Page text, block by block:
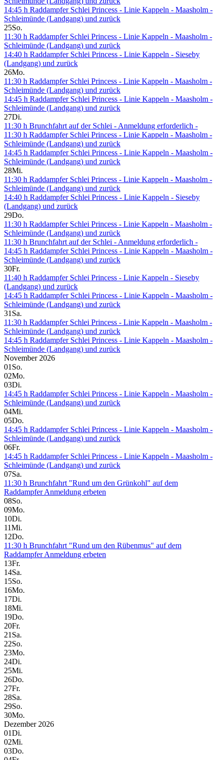
14:45 h Raddampfer Schlei Princess - Linie Kappeln - Maasholm -
Schleimünde (Landgang) und zurück
25So.
11:30 h Raddampfer Schlei Princess - Linie Kappeln - Maasholm -
Schleimünde (Landgang) und zurück
14:40 h Raddampfer Schlei Princess - Linie Kappeln - Sieseby
(Landgang) und zurück
26Mo.
11:30 h Raddampfer Schlei Princess - Linie Kappeln - Maasholm -
Schleimünde (Landgang) und zurück
14:45 h Raddampfer Schlei Princess - Linie Kappeln - Maasholm -
Schleimünde (Landgang) und zurück
27Di.
11:30 h Brunchfahrt auf der Schlei - Anmeldung erforderlich -
11:30 h Raddampfer Schlei Princess - Linie Kappeln - Maasholm -
Schleimünde (Landgang) und zurück
14:45 h Raddampfer Schlei Princess - Linie Kappeln - Maasholm -
Schleimünde (Landgang) und zurück
28Mi.
11:30 h Raddampfer Schlei Princess - Linie Kappeln - Maasholm -
Schleimünde (Landgang) und zurück
14:40 h Raddampfer Schlei Princess - Linie Kappeln - Sieseby
(Landgang) und zurück
29Do.
11:30 h Raddampfer Schlei Princess - Linie Kappeln - Maasholm -
Schleimünde (Landgang) und zurück
11:30 h Brunchfahrt auf der Schlei - Anmeldung erforderlich -
14:45 h Raddampfer Schlei Princess - Linie Kappeln - Maasholm -
Schleimünde (Landgang) und zurück
30Fr.
11:40 h Raddampfer Schlei Princess - Linie Kappeln - Sieseby
(Landgang) und zurück
14:45 h Raddampfer Schlei Princess - Linie Kappeln - Maasholm -
Schleimünde (Landgang) und zurück
31 Sa.
11:30 h Raddampfer Schlei Princess - Linie Kappeln - Maasholm -
Schleimünde (Landgang) und zurück
14:45 h Raddampfer Schlei Princess - Linie Kappeln - Maasholm -
Schleimünde (Landgang) und zurück
November 2026
01 So.
02Mo.
03Di.
14:45 h Raddampfer Schlei Princess - Linie Kappeln - Maasholm -
Schleimünde (Landgang) und zurück
04Mi.
05Do.
14:45 h Raddampfer Schlei Princess - Linie Kappeln - Maasholm -
Schleimünde (Landgang) und zurück
06Fr.
14:45 h Raddampfer Schlei Princess - Linie Kappeln - Maasholm -
Schleimünde (Landgang) und zurück
07Sa.
11:30 h Brunchfahrt "Rund um den Grünkohl" auf dem
Raddampfer Anmeldung erbeten
08So.
09Mo.
10Di.
11Mi.
12Do.
11:30 h Brunchfahrt "Rund um den Rübenmus" auf dem
Raddampfer Anmeldung erbeten
13Fr.
14Sa.
15So.
16Mo.
17Di.
18Mi.
19Do.
20Fr.
21 Sa.
22So.
23Mo.
24Di.
25Mi.
26Do.
27Fr.
28Sa.
29So.
30Mo.
Dezember 2026
01Di.
02Mi.
03Do.